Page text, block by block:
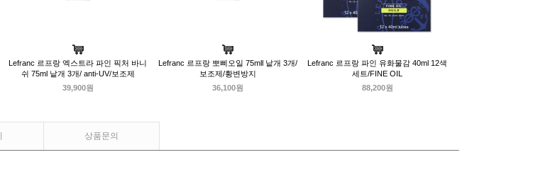
Lefranc 르프랑 엑스트라 파인 픽처 바니
쉬 75ml 낱개 3개/ anti-UV/보조제
39,900원
Lefranc 르프랑 뽀삐오일 75mll 낱개 3개/
보조제/황변방지
36,100원
Lefranc 르프랑 파인 유화물감 40ml 12색
세트/FINE OIL
88,200원
상품문의